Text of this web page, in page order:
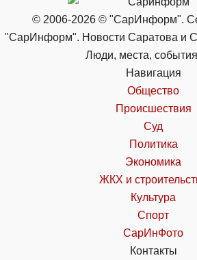
© 2006-2026 © "СарИнформ".
"СарИнформ". Новости Саратова и
Люди, места,
Навигация
Общество
Происшествия
Суд
Политика
Экономика
ЖКХ и
Культура
Спорт
СарИнФото
Контакты